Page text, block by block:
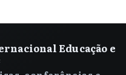
Educação e